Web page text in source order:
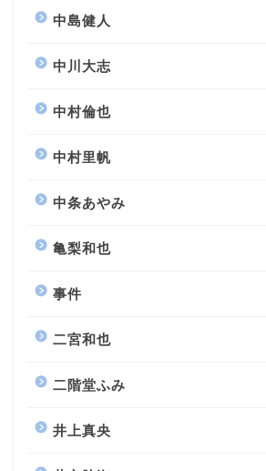
中島健人
中川大志
中村倫也
中村里帆
中条あやみ
亀梨和也
事件
二宮和也
二階堂ふみ
井上真央